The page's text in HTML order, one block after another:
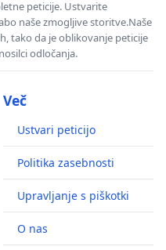
peticije. Ustvarite
naše zmogljive storitve.Naše
tako da je oblikovanje peticije
odločanja.
Več
Ustvari peticijo
Politika zasebnosti
Upravljanje s piškotki
O nas